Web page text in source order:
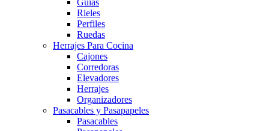
Guías
Rieles
Perfiles
Ruedas
Herrajes Para Cocina
Cajones
Corredoras
Elevadores
Herrajes
Organizadores
Pasacables y Pasapapeles
Pasacables